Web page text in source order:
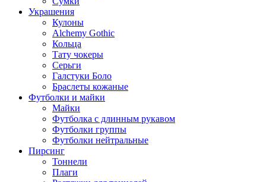
Украшения
Кулоны
Alchemy Gothic
Кольца
Тату чокеры
Серьги
Галстуки Боло
Браслеты кожаные
Футболки и майки
Майки
Футболка с длинным рукавом
Футболки группы
Футболки нейтральные
Пирсинг
Тоннели
Плаги